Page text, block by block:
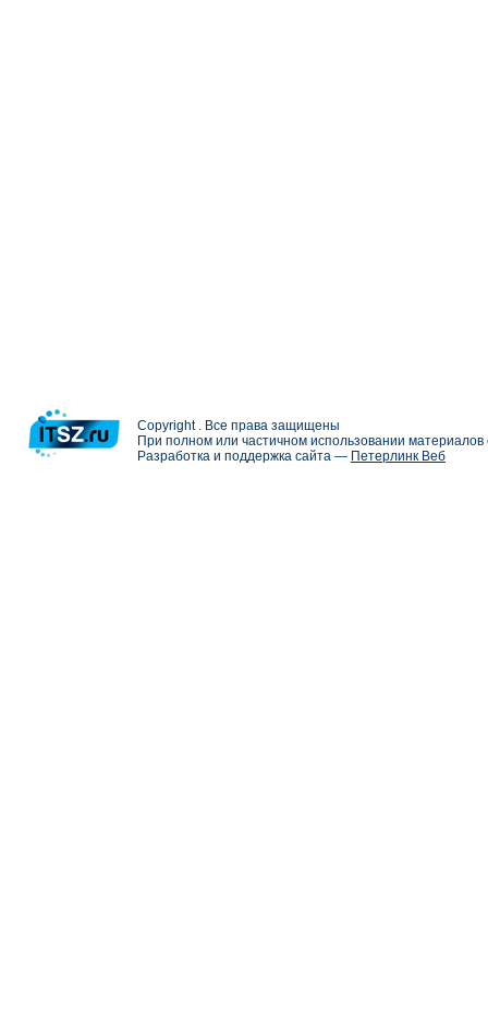
Copyright . Все права защищены
При полном или частичном использовании
Разработка и поддержка сайта — Петерлинк Веб